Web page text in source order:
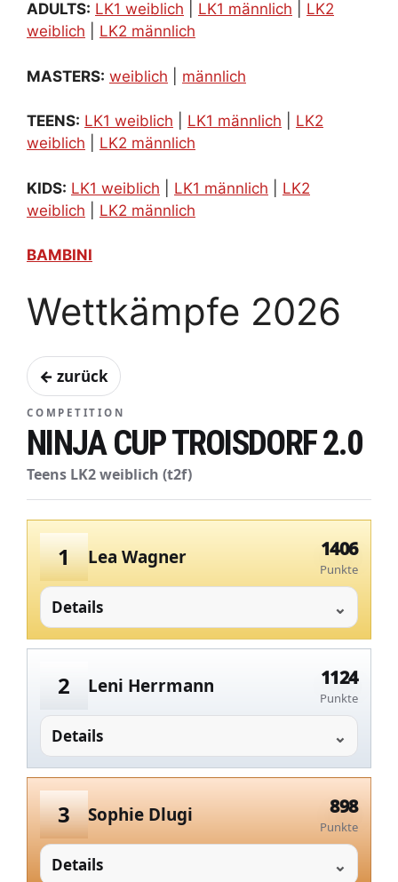
ADULTS: LK1 weiblich LK1 männlich
LK2
weiblich
LK2 männlich
MASTERS: weiblich männlich
TEENS: LK1 weiblich LK1 männlich
LK2
weiblich
LK2 männlich
KIDS: LK1 weiblich LK1 männlich
LK2
weiblich
LK2 männlich
BAMBINI
Wettkämpfe 2026
← zurück
COMPETITION
NINJA CUP TROISDORF 2.0
Teens LK2 weiblich (t2f)
1 Lea Wagner 1406
Punkte
Details
2 Leni Herrmann 1124
Punkte
Details
3 Sophie Dlugi 898
Punkte
Details